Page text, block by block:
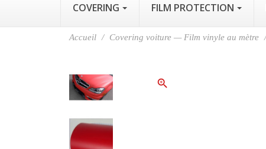
COVERING FILM PROTECTION
Accueil Covering voiture — Film vinyle au mètre
zoom_in